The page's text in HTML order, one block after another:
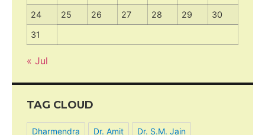
24
25 26 27 28 29
30
31
« Jul
TAG CLOUD
Dharmendra Dr. Amit Dr. S.M. Jain